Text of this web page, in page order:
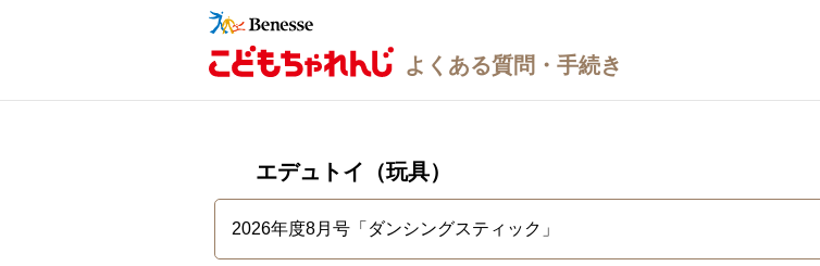
エデュトイ（玩具）
2026年度8月号「ダンシングスティック」